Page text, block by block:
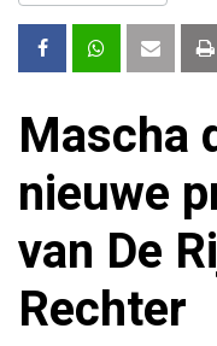
Mascha
nieuwe
van De
Rechter